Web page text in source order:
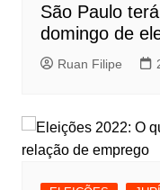
São Paulo
domingo de
Ruan Filipe